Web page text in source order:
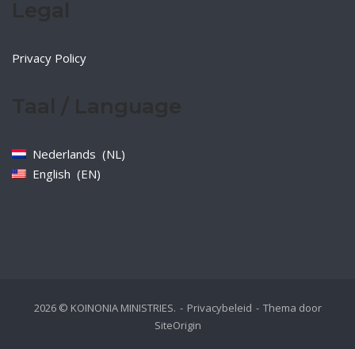
Privacy Policy
Nederlands
NL
English
EN
2026 © KOINONIA MINISTRIES. Privacybeleid
Thema door
SiteOrigin